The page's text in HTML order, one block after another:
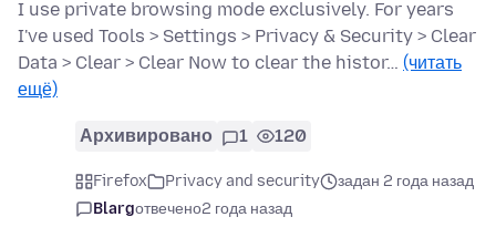
I use private browsing mode exclusively. For years
I've used Tools > Settings > Privacy & Security > Clear
Data > Clear > Clear Now to clear the histor… (читать
ещё)
Архивировано 1 120
Firefox Privacy and security
задан 2 года назад
Blargотвечено2 года назад